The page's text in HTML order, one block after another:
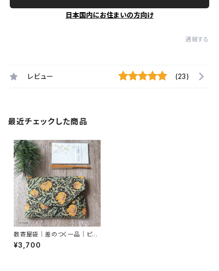
日本国内にお住まいの方向け
通報する
レビュー (23)
最近チェックした商品
数寄屋袋｜差のつく一品｜ピン
パネル・ブラック｜御朱印帳入れ
にも
¥3,700